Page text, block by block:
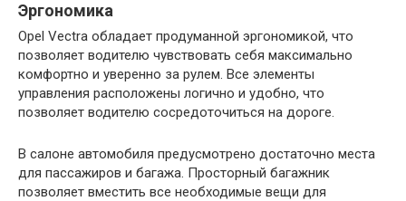
Эргономика
Opel Vectra обладает продуманной эргономикой, что
позволяет водителю чувствовать себя максимально
комфортно и уверенно за рулем. Все элементы
управления расположены логично и удобно, что
позволяет водителю сосредоточиться на дороге.
В салоне автомобиля предусмотрено достаточно места
для пассажиров и багажа. Просторный багажник
позволяет вместить все необходимые вещи для